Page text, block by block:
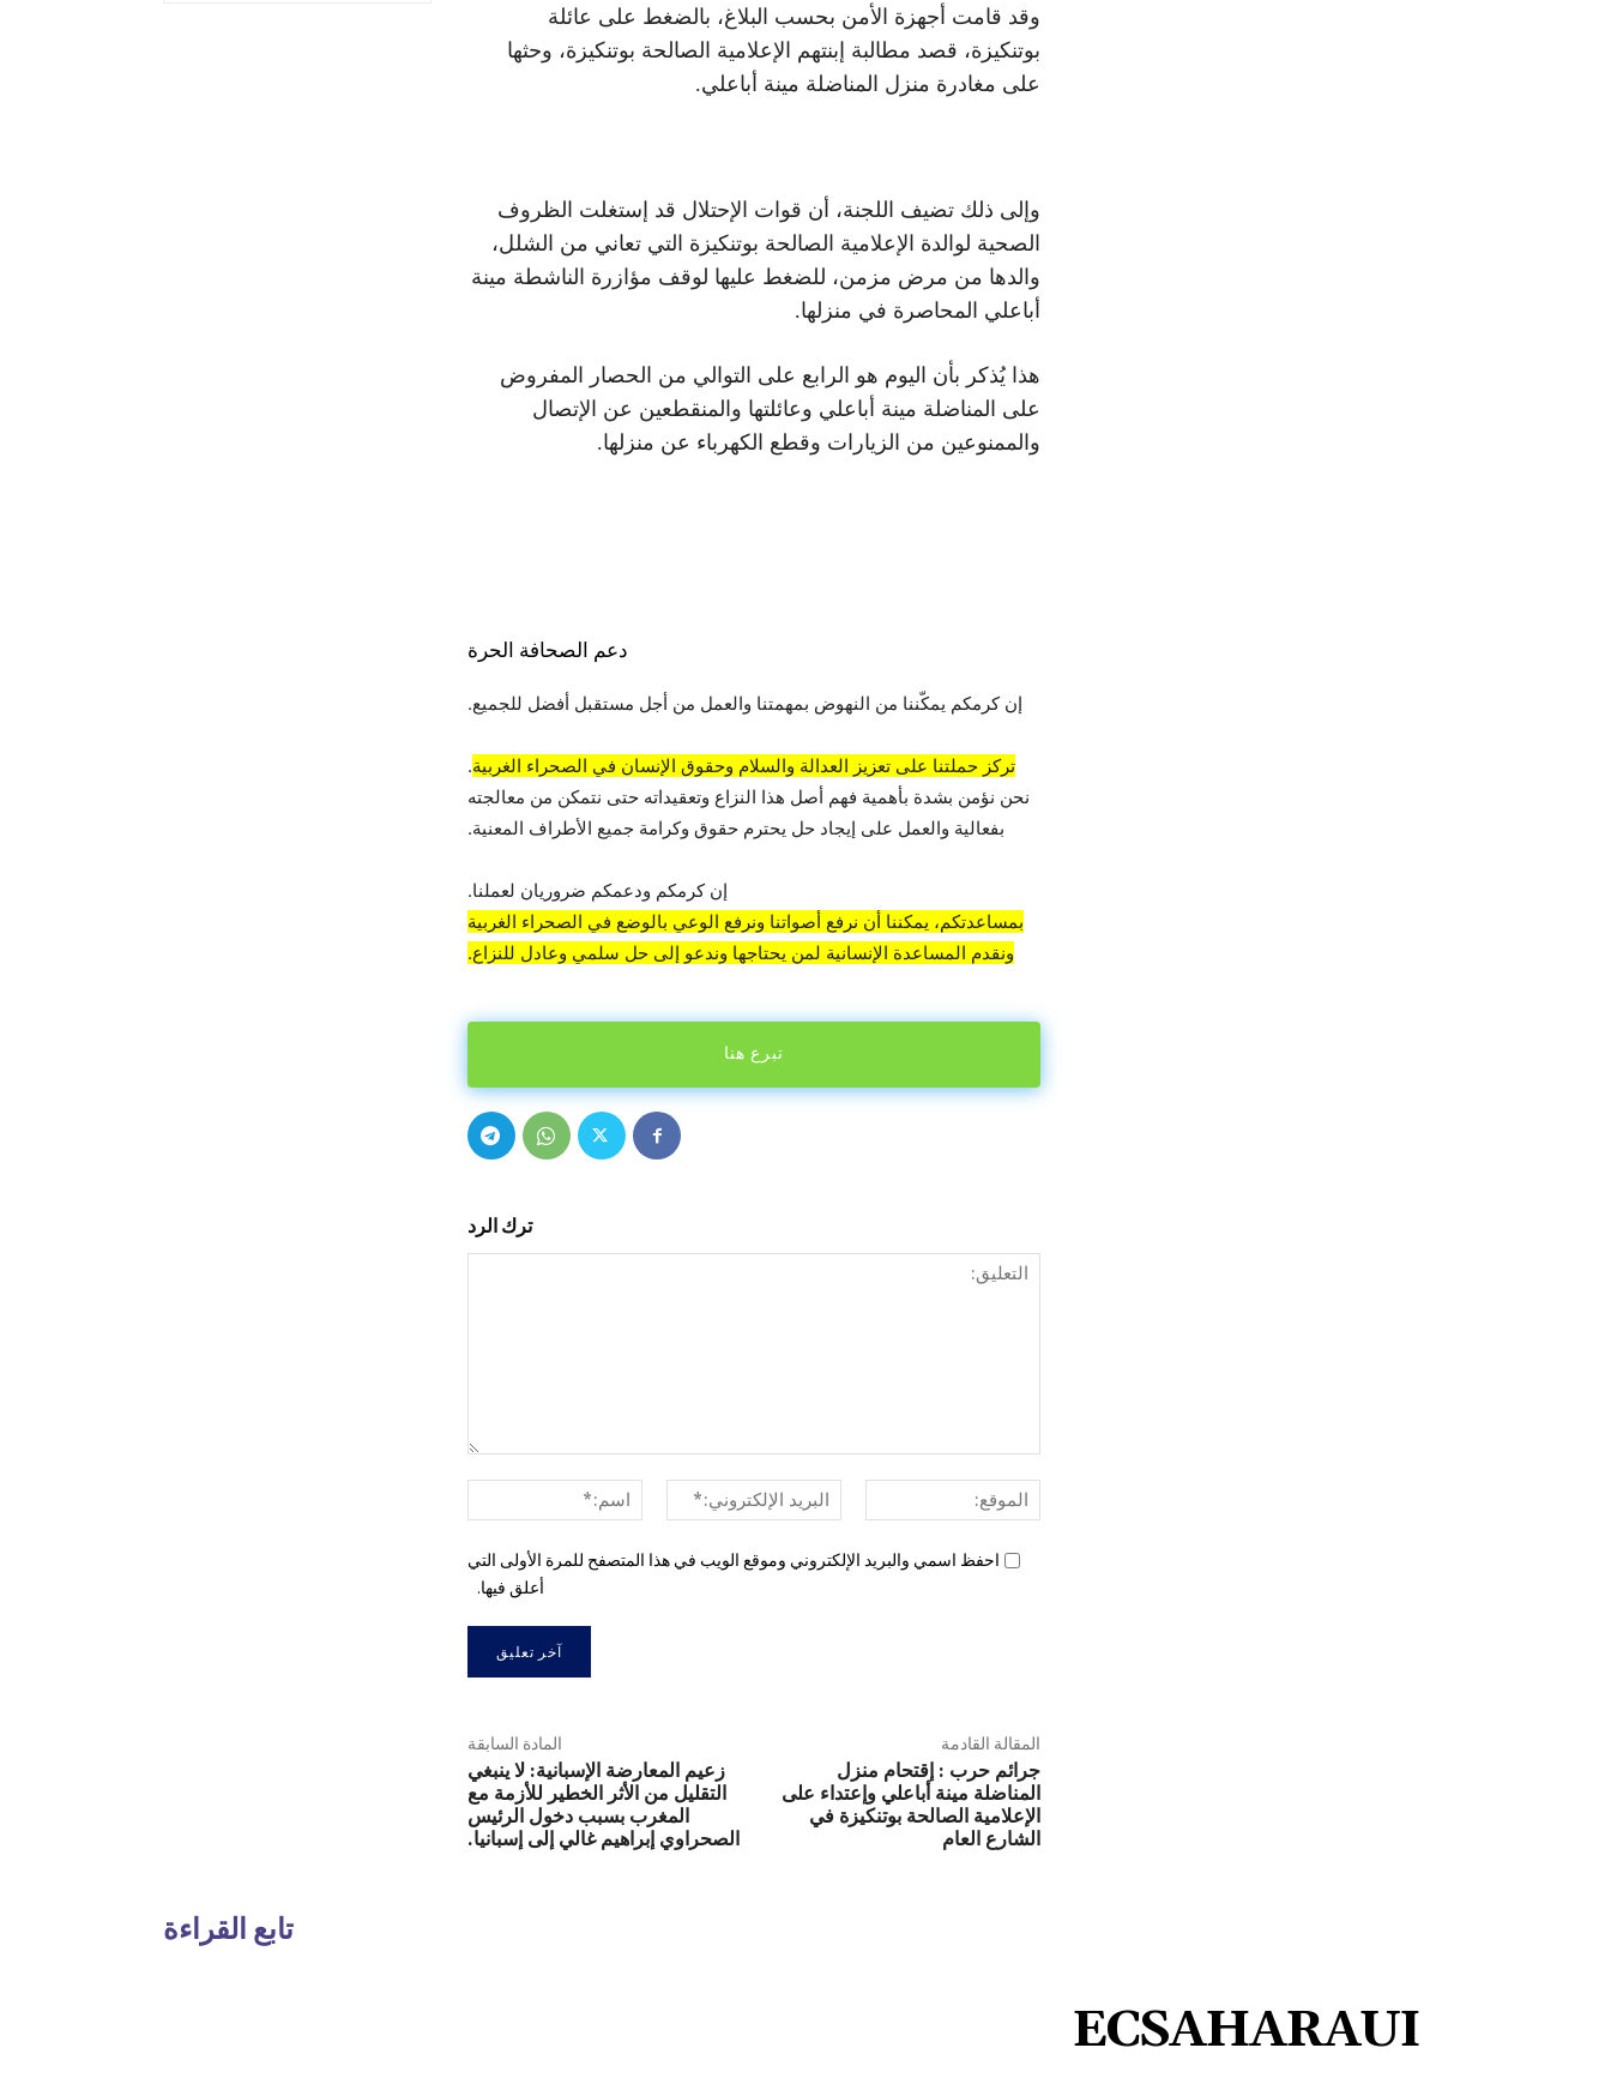
وقد قامت أجهزة الأمن بحسب البلاغ، بالضغط على عائلة
بوتنكيزة، قصد مطالبة إبنتهم الإعلامية الصالحة بوتنكيزة، وحثها
على مغادرة منزل المناضلة مينة أباعلي.
وإلى ذلك تضيف اللجنة، أن قوات الإحتلال قد إستغلت الظروف
الصحية لوالدة الإعلامية الصالحة بوتنكيزة التي تعاني من الشلل،
والدها من مرض مزمن، للضغط عليها لوقف مؤازرة الناشطة مينة
أباعلي المحاصرة في منزلها.
هذا يُذكر بأن اليوم هو الرابع على التوالي من الحصار المفروض
على المناضلة مينة أباعلي وعائلتها والمنقطعين عن الإتصال
والممنوعين من الزيارات وقطع الكهرباء عن منزلها.
دعم الصحافة الحرة
إن كرمكم يمكّننا من النهوض بمهمتنا والعمل من أجل مستقبل أفضل للجميع.
تركز حملتنا على تعزيز العدالة والسلام وحقوق الإنسان في الصحراء الغربية.
نحن نؤمن بشدة بأهمية فهم أصل هذا النزاع وتعقيداته حتى نتمكن من معالجته
بفعالية والعمل على إيجاد حل يحترم حقوق وكرامة جميع الأطراف المعنية.
إن كرمكم ودعمكم ضروريان لعملنا.
بمساعدتكم، يمكننا أن نرفع أصواتنا ونرفع الوعي بالوضع في الصحراء الغربية
ونقدم المساعدة الإنسانية لمن يحتاجها وندعو إلى حل سلمي وعادل للنزاع.
تبرع هنا
ترك الرد
الإلكتروني:*
الموقع:
احفظ اسمي والبريد الإلكتروني وموقع الويب في هذا المتصفح للمرة الأولى التي
أعلق فيها.
المادة السابقة
زعيم المعارضة الإسبانية: لا ينبغي
التقليل من الأثر الخطير للأزمة مع
المغرب بسبب دخول الرئيس
الصحراوي إبراهيم غالي إلى إسبانيا.
المقالة القادمة
جرائم حرب : إقتحام منزل
المناضلة مينة أباعلي وإعتداء على
الإعلامية الصالحة بوتنكيزة في
الشارع العام
تابع القراءة
ECSAHARAUI